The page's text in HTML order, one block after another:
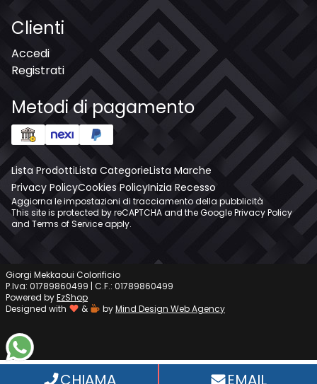
Clienti
Accedi
Registrati
Metodi di pagamento
Lista ProdottiLista CategorieLista Marche
Privacy PolicyCookies PolicyInizia Recesso
Aggiorna le impostazioni di tracciamento della pubblicità
This site is protected by reCAPTCHA and the GooglePrivacy Policy
and Terms of Serviceapply.
Giorgi Mekkaoui Colorificio
P.Iva: 01789860499 | C.F.: 01789860499
Powered byEzShop
Designed with
& byMind Design Web Agency
CHIAMA EMAIL
WhatsApp
Informativa sulla raccolta